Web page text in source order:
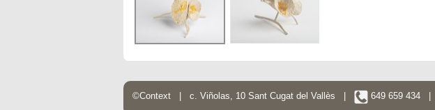
©Context | c. Viñolas, 10 Sant Cugat del Vallès | 649 659 434 |